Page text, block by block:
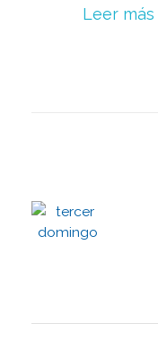
Leer más